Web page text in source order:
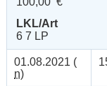
LKL/Art
6 7 LP
01.08.2021 (
n)